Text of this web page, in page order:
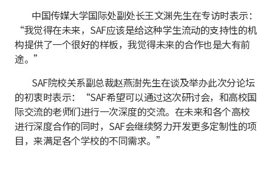
中国传媒大学国际处副处长王文渊先生在专访时表示：
“我觉得在未来，SAF应该是给这种学生流动的支持性的机
构提供了一个很好的样板，我觉得未来的合作也是大有前
途。”
SAF院校关系副总裁赵燕澍先生在谈及举办此次分论坛
的初衷时表示：“SAF希望可以通过这次研讨会，和高校国
际交流的老师们进行一次深度的交流。在未来和各个高校
进行深度合作的同时，SAF会继续努力开发更多定制性的项
目，来满足各个学校的不同需求。”